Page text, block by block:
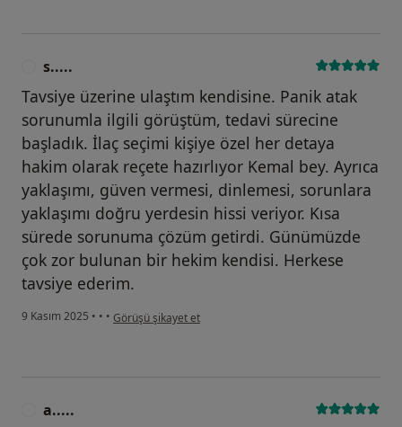
s.....
Tavsiye üzerine ulaştım kendisine. Panik atak
sorunumla ilgili görüştüm, tedavi sürecine
başladık. İlaç seçimi kişiye özel her detaya
hakim olarak reçete hazırlıyor Kemal bey. Ayrıca
yaklaşımı, güven vermesi, dinlemesi, sorunlara
yaklaşımı doğru yerdesin hissi veriyor. Kısa
sürede sorunuma çözüm getirdi. Günümüzde
çok zor bulunan bir hekim kendisi. Herkese
tavsiye ederim.
9 Kasım 2025 • • • kullanıcının görüşüne göre s.....
Görüşü şikayet et
a.....